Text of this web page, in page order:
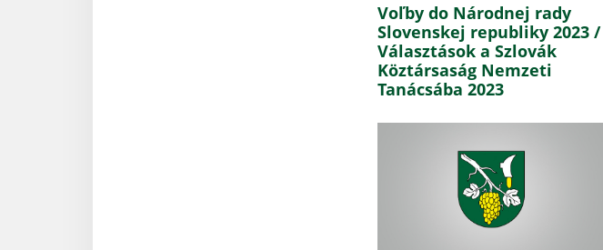
Voľby do Národnej rady
Slovenskej republiky 2023 /
Választások a Szlovák
Köztársaság Nemzeti
Tanácsába 2023